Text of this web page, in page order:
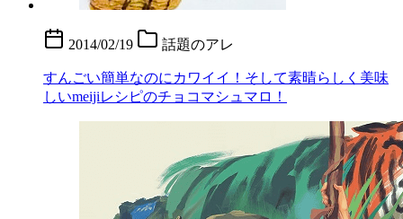
2014/02/19 話題のアレ
すんごい簡単なのにカワイイ！そして素晴らしく美味
しいmeijiレシピのチョコマシュマロ！